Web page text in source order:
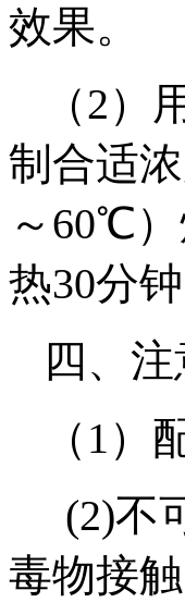
效果。
（2
制合适
～60℃
热30分
四、
（1
(2)不
毒物接触